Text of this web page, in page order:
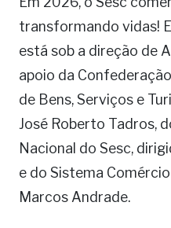
transformando vidas!
está sob a direção de
apoio da
de Bens, Serviços e
José Roberto Tadros,
Nacional do Sesc,
e do Sistema
Marcos Andrade.